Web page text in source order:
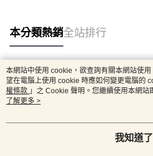
本分類熱銷全站排行
熱門標籤
本網站中使用 cookie，欲查詢有關本網站使
望在電腦上使用 cookie 時應如何變更電腦的
權條款 」之 Cookie 聲明。您繼續使用本網
用條款之 Cookie 聲明使用 cookie。
了解更多 >
我知道了